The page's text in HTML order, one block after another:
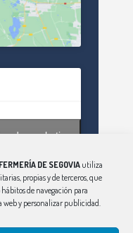
DE SEGOVIA utiliza
propias y de terceros, que
de navegación para
web y personalizar publicidad.
de marketing